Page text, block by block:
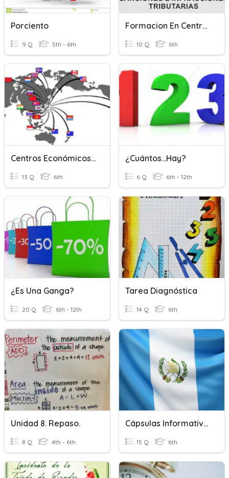
Porciento
9 Q 5th - 6th
Formacion En Centros De Trabajo
10 Q 6th
Centros Económicos Mundiales
13 Q 6th
¿Cuántos...hay?
6 Q 6th - 12th
¿Es Una Ganga?
20 Q 6th - 12th
Tarea Diagnóstica
14 Q 6th
Unidad 8. Repaso.
8 Q 4th - 6th
Cápsulas Informativas Sobre La Independencia
15 Q 6th